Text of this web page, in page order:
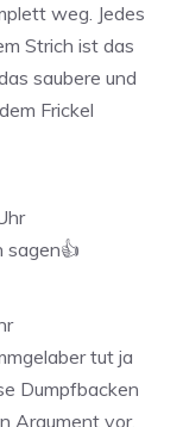
weg. Jedes
Strich ist das
saubere und
Frickel
sagen👍
tut ja
Dumpfbacken
Argument vor,